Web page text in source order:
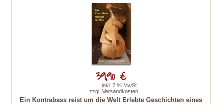
Ein Kontrabass reist um die Welt Erlebte Geschichten eines
39,90 €
inkl. 7 % MwSt.
zzgl. Versandkosten